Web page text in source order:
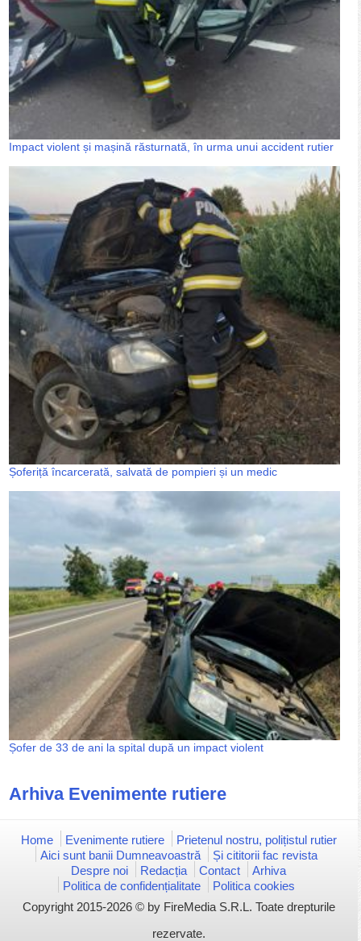
Impact violent și mașină răsturnată, în urma unui accident rutier
Șoferiță încarcerată, salvată de pompieri și un medic
Șofer de 33 de ani la spital după un impact violent
Arhiva Evenimente rutiere
Home Evenimente rutiere
Prietenul nostru, polițistul rutier
Aici sunt banii Dumneavoastră
Și cititorii fac revista
Despre noi
Redacția Contact
Arhiva
Politica de confidențialitate
Politica cookies
Copyright 2015-2026 © by FireMedia S.R.L. Toate drepturile
rezervate.